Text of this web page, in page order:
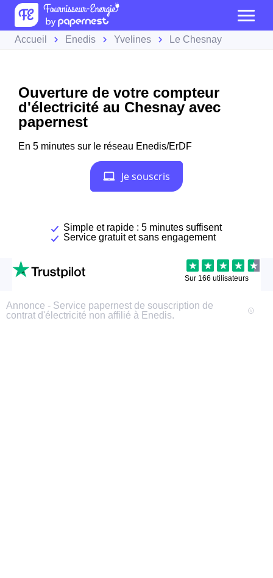
Accueil Enedis Yvelines Le Chesnay